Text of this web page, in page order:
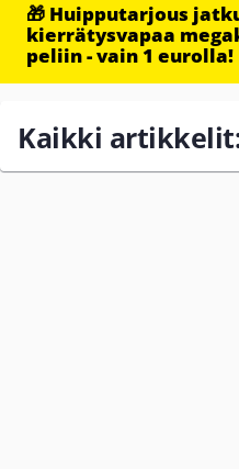
🎁 Huipputarjous
kierrätysvapaa
peliin - vain 1 eurolla!
Kaikki artikkelit: